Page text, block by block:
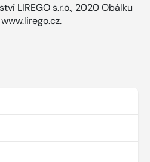
LIREGO s.r.o., 2020 Obálku